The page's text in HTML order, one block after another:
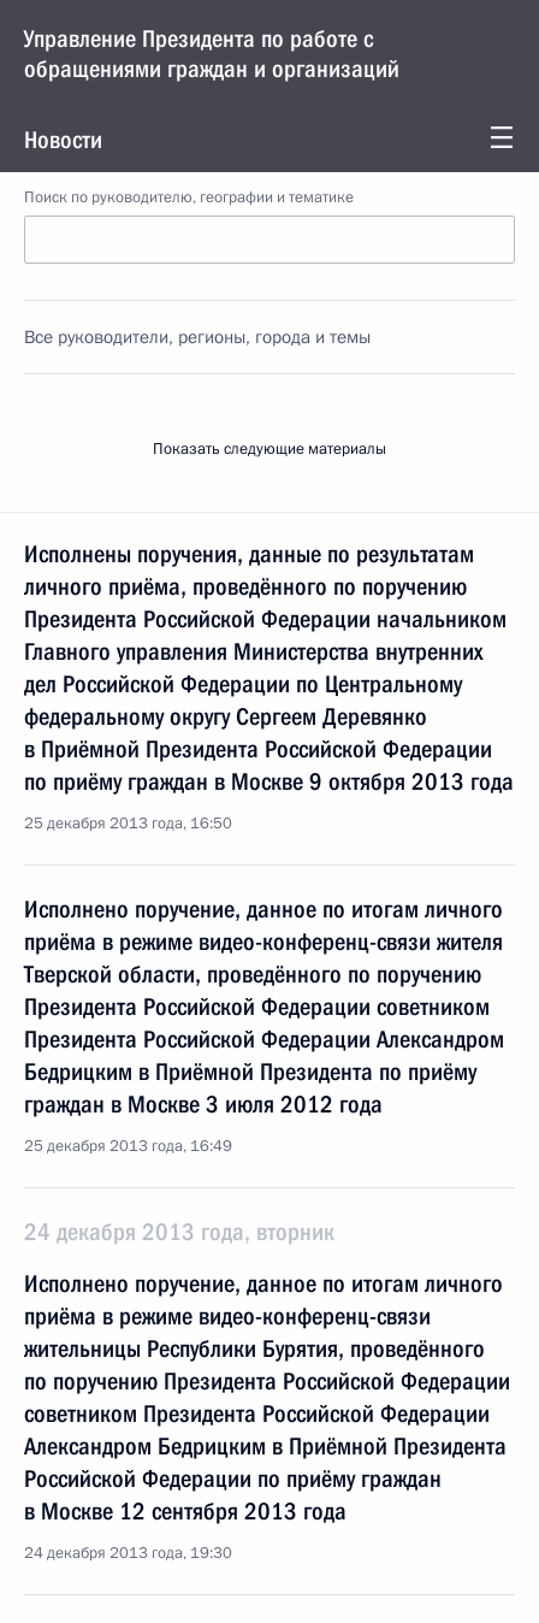
Управление Президента по работе с
обращениями граждан и организаций
Новости
Поиск по руководителю, географии и тематике
Все руководители, регионы, города и темы
Показать следующие материалы
Исполнены поручения, данные по результатам
личного приёма, проведённого по поручению
Президента Российской Федерации начальником
Главного управления Министерства внутренних
дел Российской Федерации по Центральному
федеральному округу Сергеем Деревянко
в Приёмной Президента Российской Федерации
по приёму граждан в Москве 9 октября 2013 года
25 декабря 2013 года, 16:50
Исполнено поручение, данное по итогам личного
приёма в режиме видео-конференц-связи жителя
Тверской области, проведённого по поручению
Президента Российской Федерации советником
Президента Российской Федерации Александром
Бедрицким в Приёмной Президента по приёму
граждан в Москве 3 июля 2012 года
25 декабря 2013 года, 16:49
24 декабря 2013 года, вторник
Исполнено поручение, данное по итогам личного
приёма в режиме видео-конференц-связи
жительницы Республики Бурятия, проведённого
по поручению Президента Российской Федерации
советником Президента Российской Федерации
Александром Бедрицким в Приёмной Президента
Российской Федерации по приёму граждан
в Москве 12 сентября 2013 года
24 декабря 2013 года, 19:30